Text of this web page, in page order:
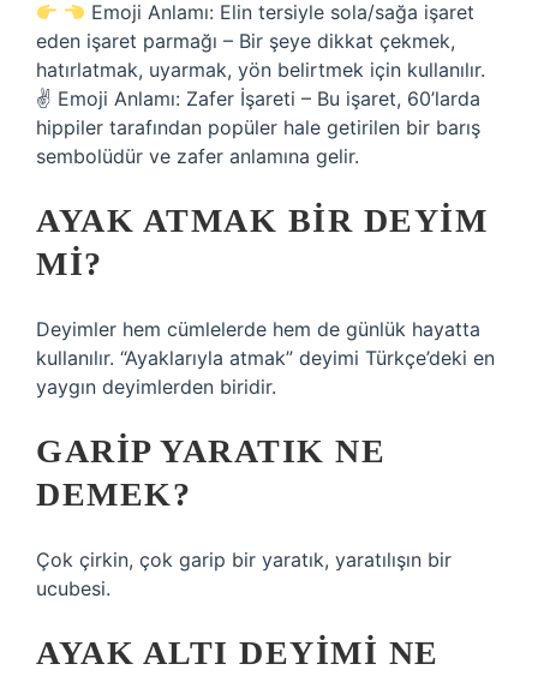
Emoji Anlamı: Elin tersiyle sola/sağa işaret
eden işaret parmağı – Bir şeye dikkat çekmek,
hatırlatmak, uyarmak, yön belirtmek için kullanılır.
✌ Emoji Anlamı: Zafer İşareti – Bu işaret, 60’larda
hippiler tarafından popüler hale getirilen bir barış
sembolüdür ve zafer anlamına gelir.
AYAK ATMAK BIR DEYIM
MI?
Deyimler hem cümlelerde hem de günlük hayatta
kullanılır. “Ayaklarıyla atmak” deyimi Türkçe’deki en
yaygın deyimlerden biridir.
GARIP YARATIK NE
DEMEK?
Çok çirkin, çok garip bir yaratık, yaratılışın bir
ucubesi.
AYAK ALTI DEYIMI NE